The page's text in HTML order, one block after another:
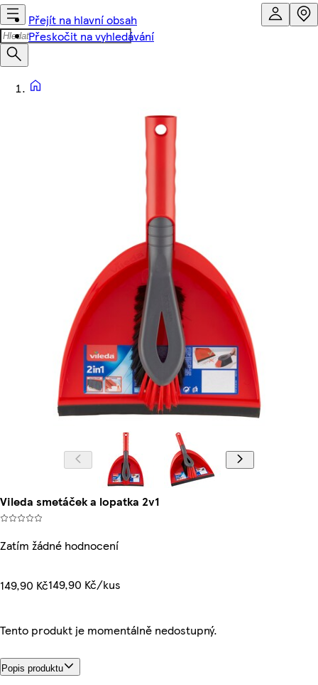
Přejít na hlavní obsah
Přeskočit na vyhledávání
Vileda smetáček a lopatka 2v1
Zatím žádné hodnocení
149,90 Kč149,90 Kč/kus
Tento produkt je momentálně nedostupný.
Popis produktu